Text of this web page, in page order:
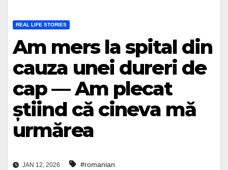
REAL LIFE STORIES
Am mers la spital din
cauza unei dureri de
cap — Am plecat
știind că cineva mă
urmărea
JAN 12, 2026 #romanian